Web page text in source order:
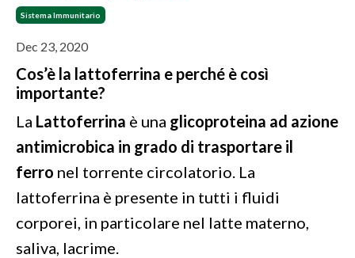
Sistema Immunitario
Dec 23, 2020
Cos’è la lattoferrina e perché è così
importante?
La Lattoferrina è una glicoproteina ad azione
antimicrobica in grado di trasportare il
ferro nel torrente circolatorio. La
lattoferrina è presente in tutti i fluidi
corporei, in particolare nel latte materno,
saliva, lacrime.